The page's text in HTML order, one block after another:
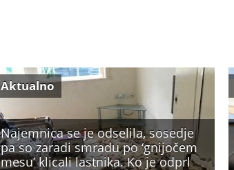
Najemnica se je odselila, sosedje
pa so zaradi smradu po ‘gnijočem
mesu’ klicali lastnika. Ko je odprl
Aktualno